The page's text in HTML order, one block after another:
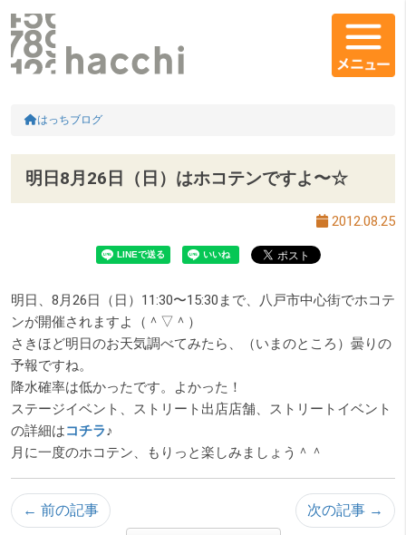
コンテンツエリア
メインコンテンツ
HOME
はっちブログ
明日8月26日（日）はホコテンですよ〜☆
2012.08.25
明日、8月26日（日）11:30〜15:30まで、八戸市中心街でホコテ
ンが開催されますよ（＾▽＾）
さきほど明日のお天気調べてみたら、（いまのところ）曇りの
予報ですね。
降水確率は低かったです。よかった！
ステージイベント、ストリート出店店舗、ストリートイベント
の詳細はコチラ♪
月に一度のホコテン、もりっと楽しみましょう＾＾
← 前の記事
次の記事 →